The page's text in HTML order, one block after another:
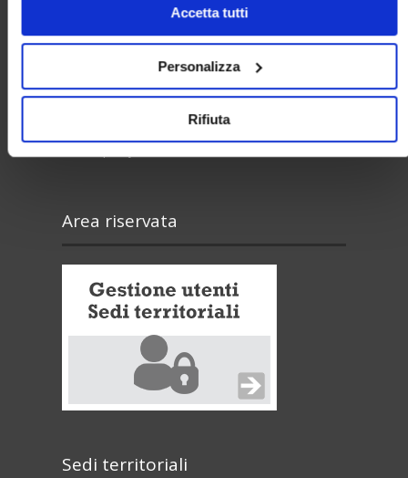
Accetta tutti
Personalizza
Rifiuta
Area riservata
Sedi territoriali